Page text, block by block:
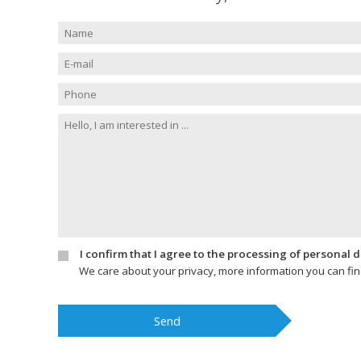
I confirm that I agree to the processing of personal
We care about your privacy, more information you can
Send